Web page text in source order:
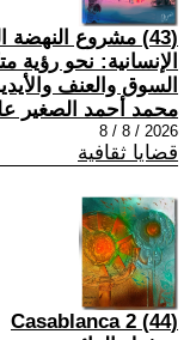
(43) مشروع
الإنسانية: نحو رؤية
السوق والعنف
محمد أحمد الصغير
2026 / 8 / 8
قضايا ثقافية
(44) Casablanca 2